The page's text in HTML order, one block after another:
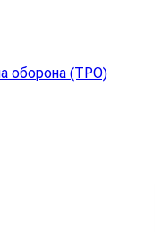
оборона (ТРО)